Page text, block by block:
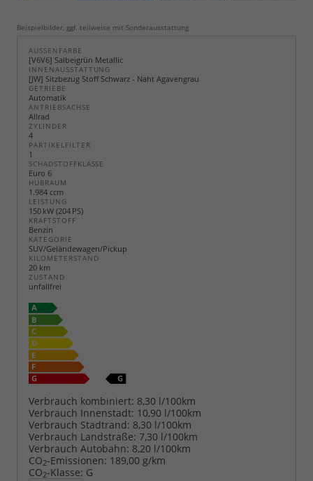
Beispielbilder, ggf. teilweise mit Sonderausstattung
AUSSENFARBE
[V6V6] Salbeigrün Metallic
INNENAUSSTATTUNG
[JW] Sitzbezug Stoff Schwarz - Naht Agavengrau
GETRIEBE
Automatik
ANTRIEBSACHSE
Allrad
ZYLINDER
4
PARTIKELFILTER
1
SCHADSTOFFKLASSE
Euro 6
HUBRAUM
1.984 ccm
LEISTUNG
150 kW (204 PS)
KRAFTSTOFF
Benzin
KATEGORIE
SUV/Geländewagen/Pickup
KILOMETERSTAND
20 km
ZUSTAND
unfallfrei
Verbrauch kombiniert: 8,30 l/100km
Verbrauch Innenstadt: 10,90 l/100km
Verbrauch Stadtrand: 8,30 l/100km
Verbrauch Landstraße: 7,30 l/100km
Verbrauch Autobahn: 8,20 l/100km
CO2-Emissionen: 189,00 g/km
CO2-Klasse: G